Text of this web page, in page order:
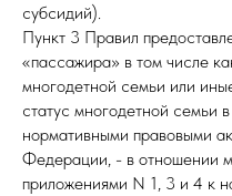
субсидий).
Пункт 3 Правил
«пассажира» в том числе
многодетной семьи или
статус многодетной семьи
нормативными правовыми
Федерации, - в отношении
приложениями N 1, 3 и 4 к